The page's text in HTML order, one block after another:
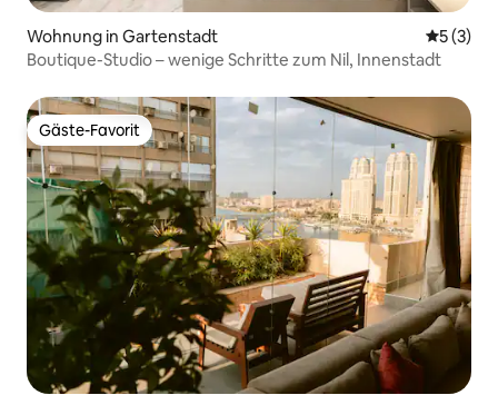
Wohnung in Gartenstadt
5 (3)
Boutique-Studio – wenige Schritte zum Nil, Innenstadt
Gäste-Favorit
Gäste-Favorit